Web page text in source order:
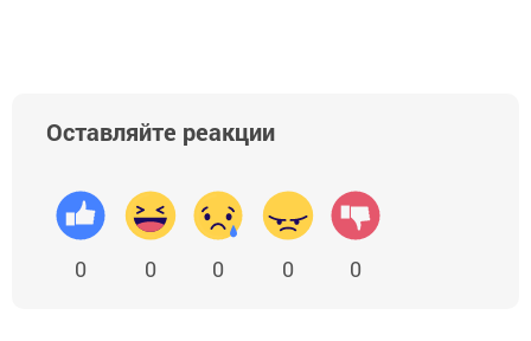
Оставляйте реакции
0 0 0 0 0